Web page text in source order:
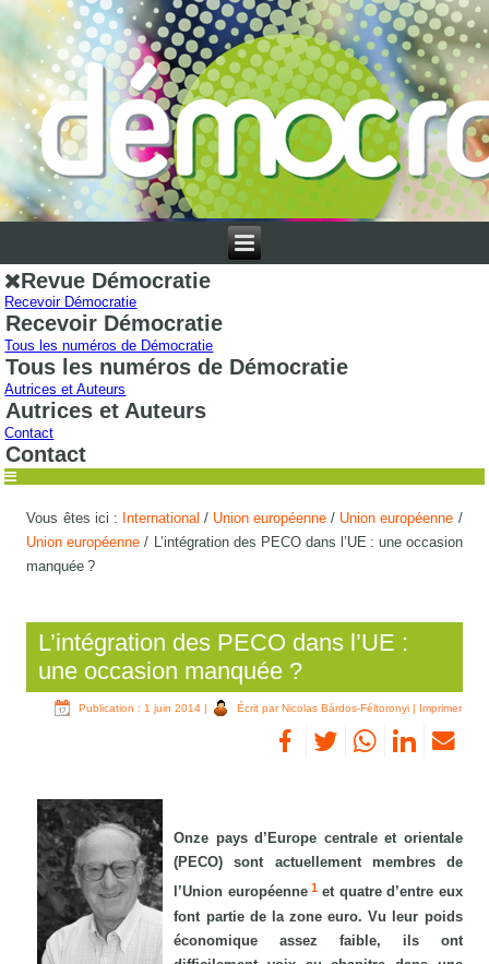
Revue Démocratie
Recevoir Démocratie
Recevoir Démocratie
Tous les numéros de Démocratie
Tous les numéros de Démocratie
Autrices et Auteurs
Autrices et Auteurs
Contact
Contact
Vous êtes ici : International / Union européenne / Union européenne /
Union européenne / L’intégration des PECO dans l’UE : une occasion
manquée ?
L’intégration des PECO dans l’UE :
une occasion manquée ?
Publication : 1 juin 2014| Écrit par Nicolas Bárdos-Féltoronyi| Imprimer
Onze pays d’Europe centrale et orientale
(PECO) sont actuellement membres de
l’Union européenne 1et quatre d’entre eux
font partie de la zone euro. Vu leur poids
économique assez faible, ils ont